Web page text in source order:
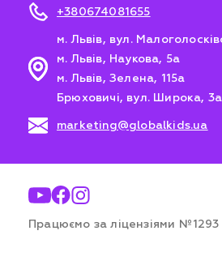
+380674081655
м. Львів, вул.
м. Львів, Наукова, 5а
м. Львів, Зелена, 115а
Брюховичі, вул. Широка, 3а
marketing@globalkids.ua
Працюємо за ліцензіями